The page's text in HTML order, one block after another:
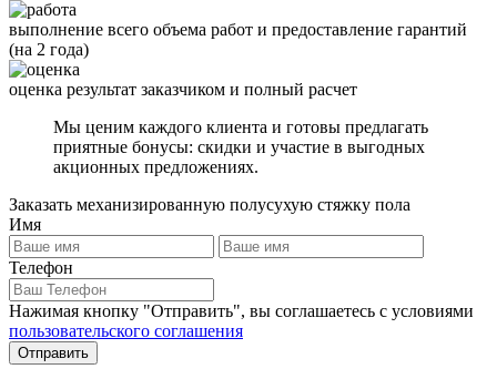
выполнение всего объема работ и предоставление гарантий
(на 2 года)
оценка результат заказчиком и полный расчет
Мы ценим каждого клиента и готовы предлагать
приятные бонусы: скидки и участие в выгодных
акционных предложениях.
Заказать механизированную полусухую стяжку пола
Имя
Телефон
Нажимая кнопку "Отправить", вы соглашаетесь с условиями
пользовательского соглашения
Отправить